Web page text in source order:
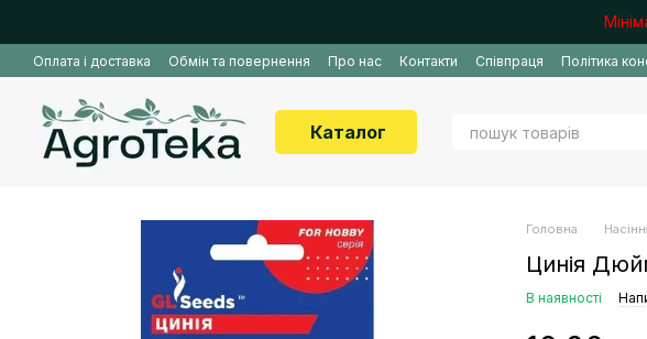
Оплата і доставка Обмін та повернення Про нас Контакти Співпраця Політика
Каталог
Головна
Цинія
В наявності